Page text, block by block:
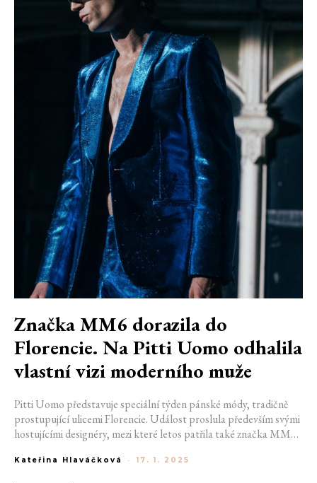
Značka MM6 dorazila do
Florencie. Na Pitti Uomo odhalila
vlastní vizi moderního muže
Pitti Uomo představuje speciální týden pánské módy, tradičně
prostupující ulicemi Florencie. Událost proslula především svými
hostujícími designéry, mezi které letos patřila také značka MM6.
muže, definovaného mixem výrazných feministických i
Kateřina Hlaváčková - 17. 1. 2025